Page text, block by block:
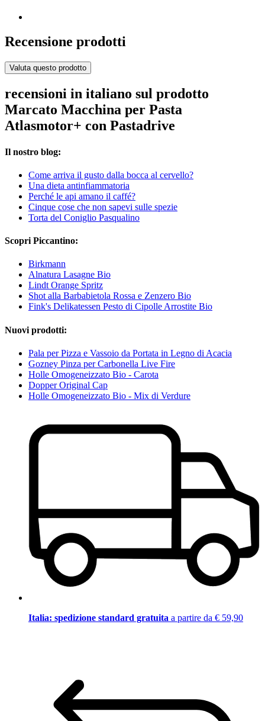
Recensione prodotti
Valuta questo prodotto
recensioni in italiano sul prodotto
Marcato Macchina per Pasta
Atlasmotor+ con Pastadrive
Il nostro blog:
Come arriva il gusto dalla bocca al cervello?
Una dieta antinfiammatoria
Perché le api amano il caffé?
Cinque cose che non sapevi sulle spezie
Torta del Coniglio Pasqualino
Scopri Piccantino:
Birkmann
Alnatura Lasagne Bio
Lindt Orange Spritz
Shot alla Barbabietola Rossa e Zenzero Bio
Fink's Delikatessen Pesto di Cipolle Arrostite Bio
Nuovi prodotti:
Pala per Pizza e Vassoio da Portata in Legno di Acacia
Gozney Pinza per Carbonella Live Fire
Holle Omogeneizzato Bio - Carota
Dopper Original Cap
Holle Omogeneizzato Bio - Mix di Verdure
Italia: spedizione standard gratuita a partire da € 59,90